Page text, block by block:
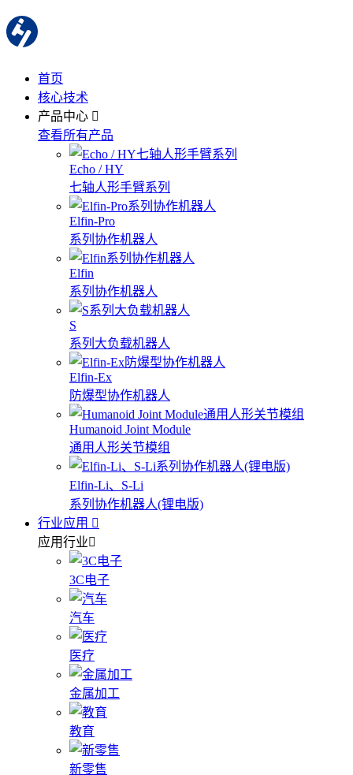
首页
核心技术
产品中心
查看所有产品
Echo / HY
七轴人形手臂系列
Elfin-Pro
系列协作机器人
Elfin
系列协作机器人
S
系列大负载机器人
Elfin-Ex
防爆型协作机器人
Humanoid Joint Module
通用人形关节模组
Elfin-Li、S-Li
系列协作机器人(锂电版)
行业应用
应用行业
3C电子
汽车
医疗
金属加工
教育
新零售